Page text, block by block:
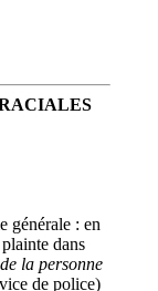
générale : en
dans
la personne
de police)